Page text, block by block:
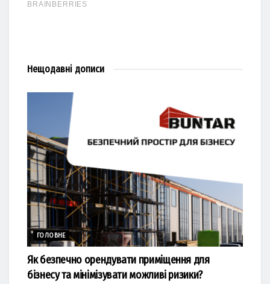
Нещодавні дописи
ГОЛОВНЕ
Як безпечно орендувати приміщення для
бізнесу та мінімізувати можливі ризики?